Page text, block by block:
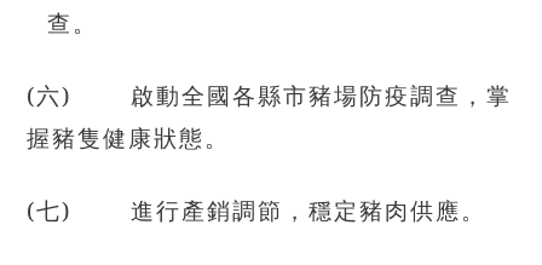
查。
(六) 啟動全國各縣市豬場防疫調查，掌
握豬隻健康狀態。
(七) 進行產銷調節，穩定豬肉供應。